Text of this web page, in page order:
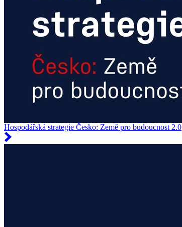
Hospodářská strategie Česko: Země pro budoucnost 2.0